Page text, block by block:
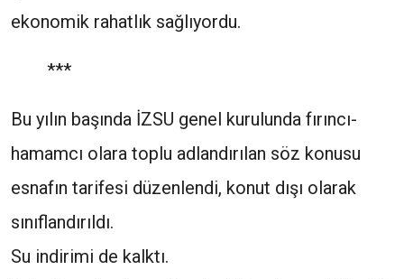
ekonomik rahatlık sağlıyordu.
***
Bu yılın başında İZSU genel kurulunda fırıncı-
hamamcı olara toplu adlandırılan söz konusu
esnafın tarifesi düzenlendi, konut dışı olarak
sınıflandırıldı.
Su indirimi de kalktı.